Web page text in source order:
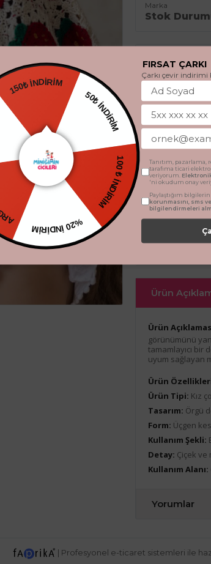
Marka
Stok
Renk
Beden
Standart
Ürün
Ürün
görünümünü
tamamlayıcı bir
uyum sağlayan
Ürün
Ürün Tipi: Kız
Tasarım: Örgü
Form: Üçgen
Kullanım Şekli:
Detay: Çiçek
Kullanım Alanı:
Yorumlar
Profesyonel e-ticaret sistemleri ile
150₺ İNDİRİM
50₺ İNDİRİM
100 ₺ İNDİRİM
%20 İNDİRİM
FIRSAT ÇARKI
Çarkı çevir indirimi
Tanıtım, pazarlama,
tarafıma ticari
veriyorum.
'ni okudum onay
Paylaştığım bilgilerin
korunmasını, sms
bilgilendirmeleri